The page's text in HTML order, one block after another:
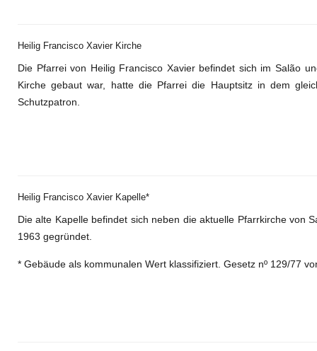
Heilig Francisco Xavier Kirche
Die Pfarrei von Heilig Francisco Xavier befindet sich im Salão
Kirche gebaut war, hatte die Pfarrei die Hauptsitz in dem
Schutzpatron.
Heilig Francisco Xavier Kapelle*
Die alte Kapelle befindet sich neben die aktuelle Pfarrkirche von
1963 gegründet.
* Gebäude als kommunalen Wert klassifiziert. Gesetz nº 129/77